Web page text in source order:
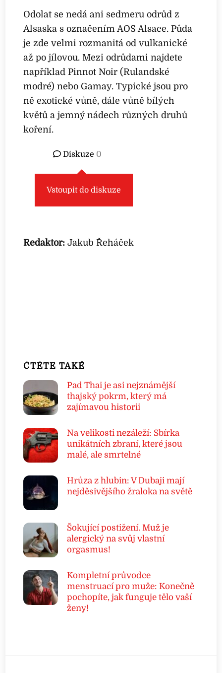
Odolat se nedá ani sedmeru odrůd z
Alsaska s označením AOS Alsace. Půda
je zde velmi rozmanitá od vulkanické
až po jílovou. Mezi odrůdami najdete
například Pinnot Noir (Rulandské
modré) nebo Gamay. Typické jsou pro
ně exotické vůně, dále vůně bílých
květů a jemný nádech různých druhů
koření.
Diskuze 0
Vstoupit do diskuze
Redaktor:Jakub Řeháček
ČTĚTE TAKÉ
Pad Thai je asi nejznámější
thajský pokrm, který má
zajímavou historii
Na velikosti nezáleží: Sbírka
unikátních zbraní, které jsou
malé, ale smrtelné
Hrůza z hlubin: V Dubaji mají
nejděsivějšího žraloka na světě
Šokující postižení. Muž je
alergický na svůj vlastní
orgasmus!
Kompletní průvodce
menstruací pro muže: Konečně
pochopíte, jak funguje tělo vaší
ženy!